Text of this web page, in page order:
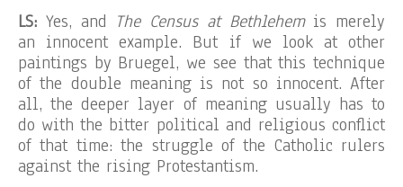
LS: Yes, and The Census at Bethlehemis merely
an innocent example. But if we look at other
paintings by Bruegel, we see that this technique
of the double meaning is not so innocent. After
all, the deeper layer of meaning usually has to
do with the bitter political and religious conflict
of that time: the struggle of the Catholic rulers
against the rising Protestantism.